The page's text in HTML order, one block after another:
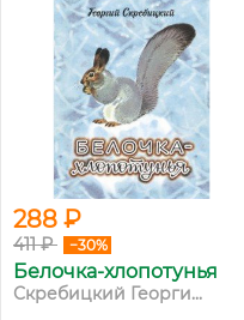
288 ₽
411 ₽ −30%
Белочка-хлопотунья
Скребицкий Георги...